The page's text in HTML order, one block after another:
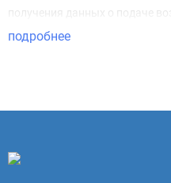
получения данных о подаче
подробнее